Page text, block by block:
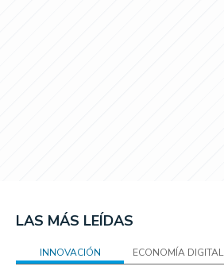
LAS MÁS LEÍDAS
INNOVACIÓN ECONOMÍA DIGITAL